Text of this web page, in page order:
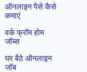
ऑनलाइन पैसे कैसे
कमाएं
वर्क फ्रॉम होम
जॉब्स
घर बैठे ऑनलाइन
जॉब